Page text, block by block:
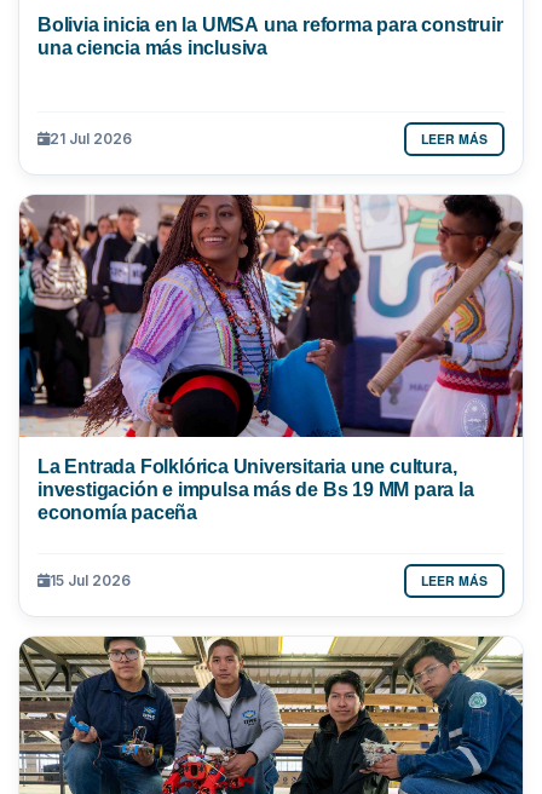
Bolivia inicia en la UMSA una reforma para construir
una ciencia más inclusiva
21 Jul 2026 LEER MÁS
La Entrada Folklórica Universitaria une cultura,
investigación e impulsa más de Bs 19 MM para la
economía paceña
15 Jul 2026 LEER MÁS